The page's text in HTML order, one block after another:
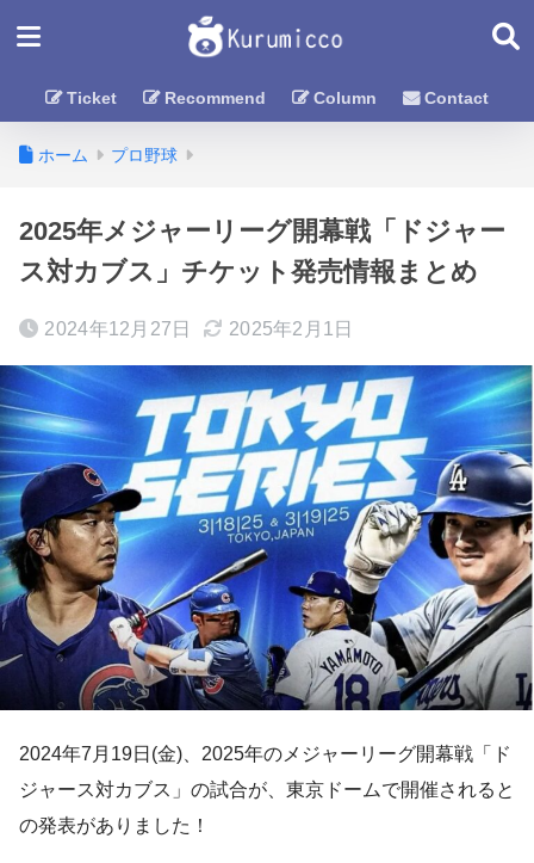
Ticket Recommend Column Contact
ホーム プロ野球
2025年メジャーリーグ開幕戦「ドジャー
ス対カブス」チケット発売情報まとめ
2024年12月27日 2025年2月1日
2024年7月19日(金)、2025年のメジャーリーグ開幕戦「ド
ジャース対カブス」の試合が、東京ドームで開催されると
の発表がありました！